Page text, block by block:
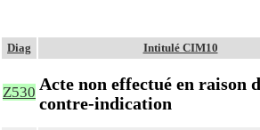
Diag Intitulé CIM10
Z530 Acte non effectué en raison
contre-indication